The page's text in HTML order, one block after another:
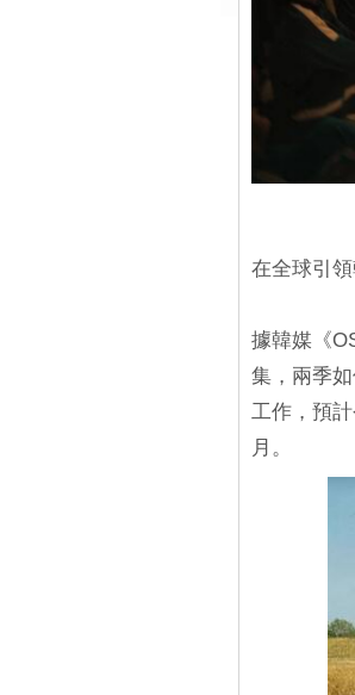
在全球引
據韓媒《
集，兩季
工作，預
月。